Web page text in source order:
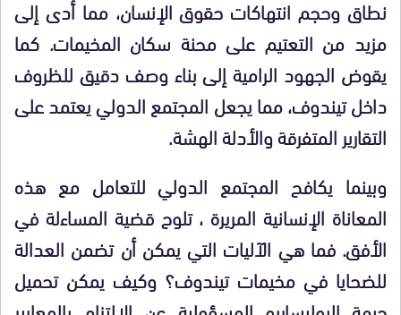
نطاق وحجم انتهاكات حقوق الإنسان، مما أدى إلى
مزيد من التعتيم على محنة سكان المخيمات. كما
يقوض الجهود الرامية إلى بناء وصف دقيق للظروف
داخل تيندوف، مما يجعل المجتمع الدولي يعتمد على
التقارير المتفرقة والأدلة الهشة.
وبينما يكافح المجتمع الدولي للتعامل مع هذه
المعاناة الإنسانية المريرة ، تلوح قضية المساءلة في
الأفق. فما هي الآليات التي يمكن أن تضمن العدالة
للضحايا في مخيمات تيندوف؟ وكيف يمكن تحميل